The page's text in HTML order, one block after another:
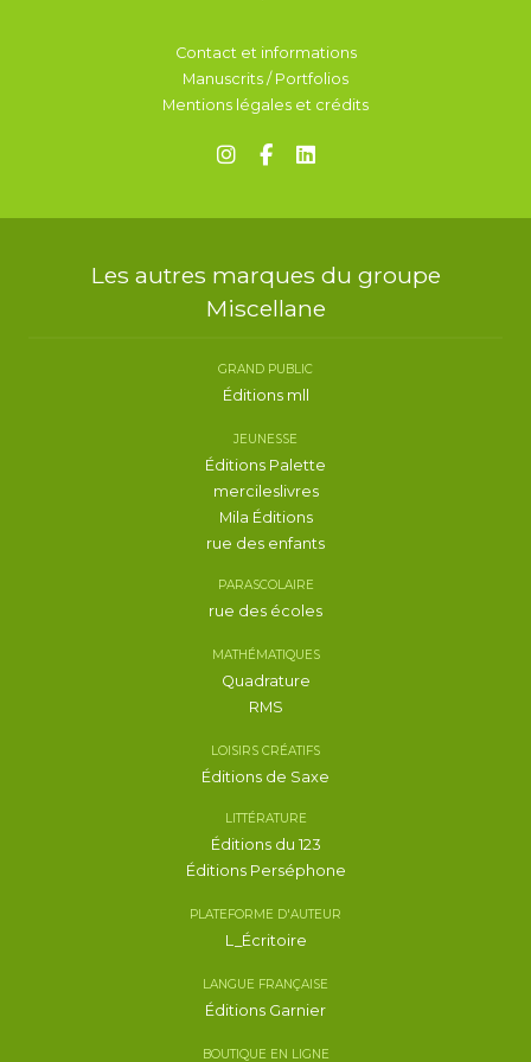
Contact et informations
Manuscrits / Portfolios
Mentions légales et crédits
Les autres marques du groupe
Miscellane
GRAND PUBLIC
Éditions mll
JEUNESSE
Éditions Palette
mercileslivres
Mila Éditions
rue des enfants
PARASCOLAIRE
rue des écoles
MATHÉMATIQUES
Quadrature
RMS
LOISIRS CRÉATIFS
Éditions de Saxe
LITTÉRATURE
Éditions du 123
Éditions Perséphone
PLATEFORME D'AUTEUR
L_Écritoire
LANGUE FRANÇAISE
Éditions Garnier
BOUTIQUE EN LIGNE